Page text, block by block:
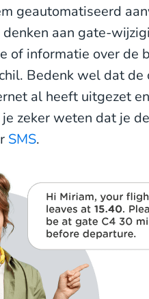
geautomatiseerd
aan gate-
of informatie over de
Bedenk wel dat de
al heeft uitgezet
zeker weten dat je
SMS.